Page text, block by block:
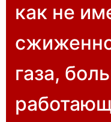
как не
газа,